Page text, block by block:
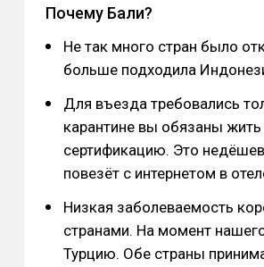
Почему Бали?
Не так много стран было
больше подходила
Для въезда требовались
карантине вы обязаны
сертификацию. Это
повезёт с интернетом в
Низкая заболеваемость
странами. На момент
Турцию. Обе страны